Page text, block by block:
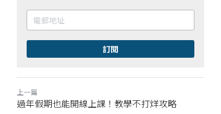
訂閱
上一篇
過年假期也能開線上課！教學不打烊攻略